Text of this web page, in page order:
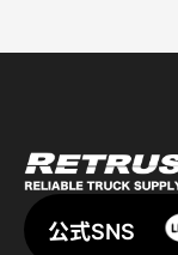
公式SNS